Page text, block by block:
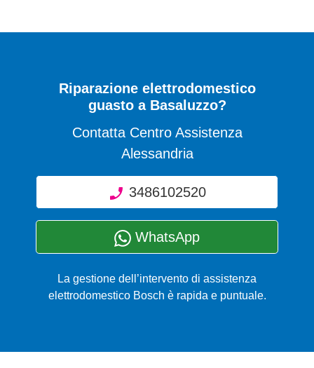
Riparazione elettrodomestico
guasto a Basaluzzo?
Contatta Centro Assistenza
Alessandria
3486102520
WhatsApp
La gestione dell’intervento di assistenza
elettrodomestico Bosch è rapida e puntuale.